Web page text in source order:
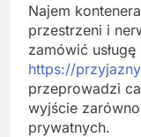
Najem
przestrzeni i
zamówić
https://
przeprowadzi
wyjście
prywatnych.